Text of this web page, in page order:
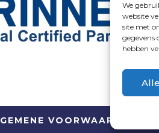
We
website
site met
gegevens
hebben
VOORWAARDEN